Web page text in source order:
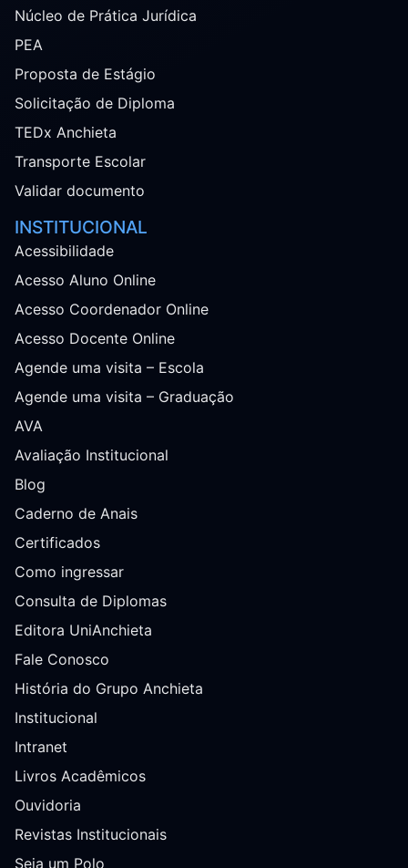
Núcleo de Prática Jurídica
PEA
Proposta de Estágio
Solicitação de Diploma
TEDx Anchieta
Transporte Escolar
Validar documento
INSTITUCIONAL
Acessibilidade
Acesso Aluno Online
Acesso Coordenador Online
Acesso Docente Online
Agende uma visita – Escola
Agende uma visita – Graduação
AVA
Avaliação Institucional
Blog
Caderno de Anais
Certificados
Como ingressar
Consulta de Diplomas
Editora UniAnchieta
Fale Conosco
História do Grupo Anchieta
Institucional
Intranet
Livros Acadêmicos
Ouvidoria
Revistas Institucionais
Seja um Polo